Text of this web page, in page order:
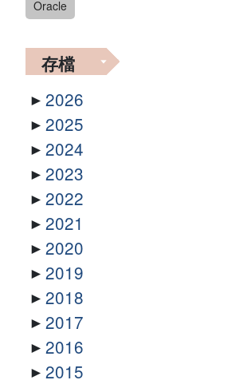
Oracle
存檔
2026
2025
2024
2023
2022
2021
2020
2019
2018
2017
2016
2015